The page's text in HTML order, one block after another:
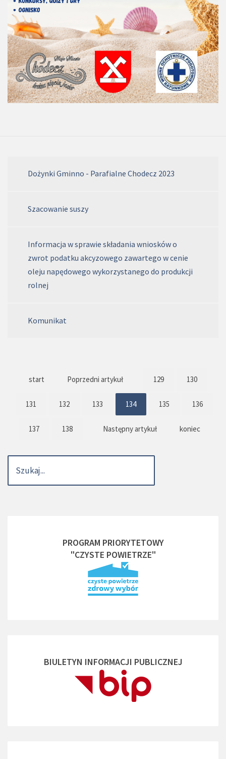
Dożynki Gminno - Parafialne Chodecz 2023
Szacowanie suszy
Informacja w sprawie składania wniosków o
zwrot podatku akcyzowego zawartego w cenie
oleju napędowego wykorzystanego do produkcji
rolnej
Komunikat
start Poprzedni artykuł 129 130
131 132 133 134 135 136
137 138 Następny artykuł koniec
PROGRAM PRIORYTETOWY
"CZYSTE POWIETRZE"
BIULETYN INFORMACJI PUBLICZNEJ